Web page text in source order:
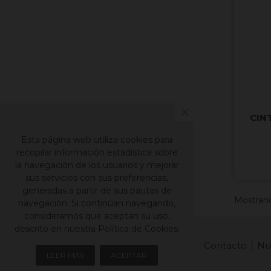
Contacto
Esta página web utiliza cookies para
recopilar información estadística sobre
la navegación de los usuarios y mejorar
sus servicios con sus preferencias,
generadas a partir de sus pautas de
navegación. Si continúan navegando,
consideramos que aceptan su uso,
descrito en nuestra Política de Cookies.